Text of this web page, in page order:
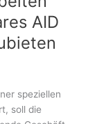
AID
speziellen
soll die